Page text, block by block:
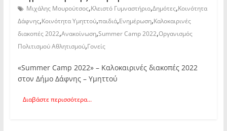
Μιχάλης Μουρούτσος,Κλειστό Γυμναστήριο,Δημότες,Κοινότητα
Δάφνης,Κοινότητα Υμηττού,παιδιά,Ενημέρωση,Καλοκαιρινές
διακοπές 2022,Ανακοίνωση,Summer Camp 2022,Οργανισμός
Πολιτισμού Αθλητισμού,Γονείς
«Summer Camp 2022» – Καλοκαιρινές διακοπές 2022
στον Δήμο Δάφνης – Υμηττού
Διαβάστε περισσότερα...